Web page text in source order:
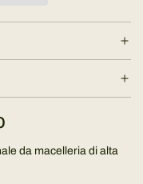
da macelleria di alta